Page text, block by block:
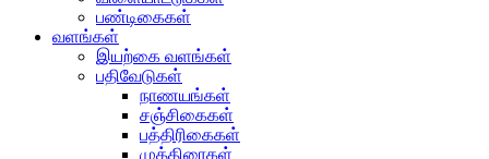
பண்டிகைகள்
வளங்கள்
இயற்கை வளங்கள்
பதிவேடுகள்
நாணயங்கள்
சஞ்சிகைகள்
பத்திரிகைகள்
முத்திரைகள்